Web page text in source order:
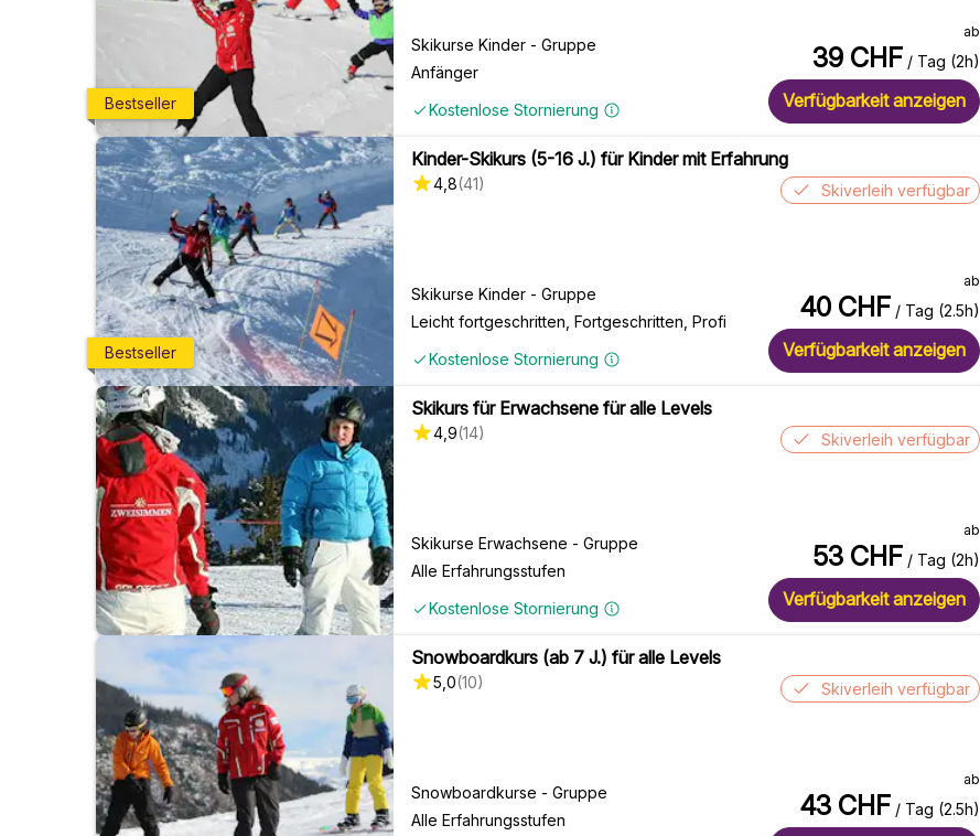
Bestseller
Skikurse Kinder - Gruppe
Anfänger
Kostenlose Stornierung
ab
39 CHF / Tag (2h)
Verfügbarkeit anzeigen
Bestseller
Kinder-Skikurs (5-16 J.) für Kinder mit Erfahrung
4,8(41)
Skikurse Kinder - Gruppe
Leicht fortgeschritten, Fortgeschritten, Profi
Kostenlose Stornierung
Skiverleih verfügbar
ab
40 CHF / Tag (2.5h)
Verfügbarkeit anzeigen
Skikurs für Erwachsene für alle Levels
4,9(14)
Skikurse Erwachsene - Gruppe
Alle Erfahrungsstufen
Kostenlose Stornierung
Skiverleih verfügbar
ab
53 CHF / Tag (2h)
Verfügbarkeit anzeigen
Snowboardkurs (ab 7 J.) für alle Levels
5,0(10)
Snowboardkurse - Gruppe
Alle Erfahrungsstufen
Skiverleih verfügbar
ab
43 CHF / Tag (2.5h)